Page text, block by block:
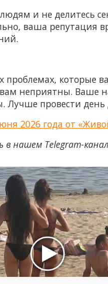
и не делитесь
ваша репутация
проблемах, которые
неприятны. Ваше
провести день
2026 года от
нашем Telegram-